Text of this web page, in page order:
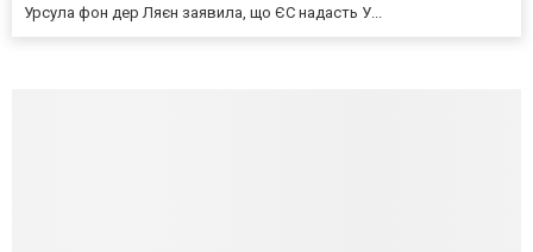
Урсула фон дер Ляєн заявила, що ЄС надасть У...